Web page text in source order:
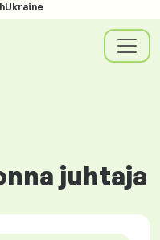
juhtaja